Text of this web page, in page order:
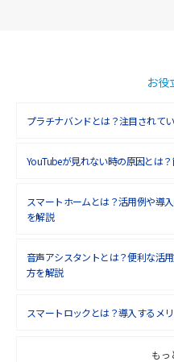
お役
プラチナバンドとは？注目されて
YouTubeが見れない時の原因とは
スマートホームとは？活用例や導
を解説
音声アシスタントとは？便利な活
方を解説
スマートロックとは？導入するメ
スマートテレビとは？特徴や選び
もっ